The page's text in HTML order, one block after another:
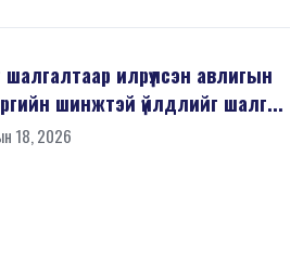
илрүүлсэн авлигын
шинжтэй үйлдлийг шалг...
18, 2026